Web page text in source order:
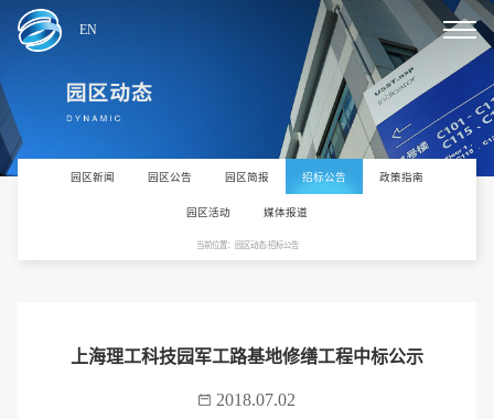
EN
园区新闻 园区公告 园区简报 招标公告 政策指南
园区活动 媒体报道
当前位置：园区动态/招标公告
上海理工科技园军工路基地修缮工程中标公示
2018.07.02